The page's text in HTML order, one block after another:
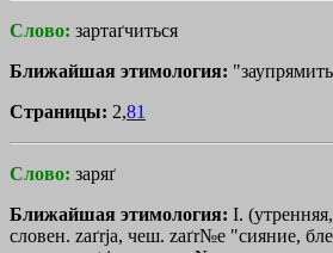
Слово: зартаґчиться
Ближайшая этимология:
Страницы: 2,81
Слово: заряґ
Ближайшая этимология: I.
словен. zaґrja, чеш. zaґr№е "сияние,